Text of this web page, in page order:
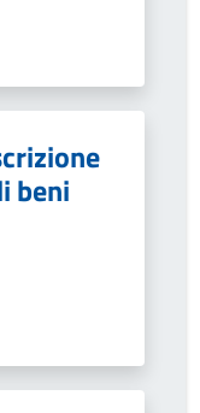
beni